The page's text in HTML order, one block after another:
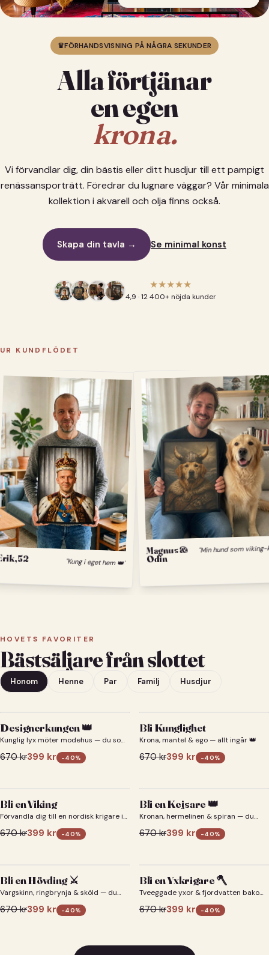
♛FÖRHANDSVISNING PÅ NÅGRA SEKUNDER
Alla förtjänar
en egen
krona.
Vi förvandlar dig, din bästis eller ditt husdjur till ett pampigt
renässansporträtt. Föredrar du lugnare väggar? Vår minimala
kollektion i akvarell och olja finns också.
Skapa din tavla → Se minimal konst
★★★★★
4,9 · 12 400+ nöjda kunder
UR KUNDFLÖDET
52 "Kung i eget hem 👑"
Magnus &
Odin
HOVETS FAVORITER
Bästsäljare från slottet
Honom Henne Par Familj Husdjur
Designerkungen 👑
Kunglig lyx möter modehus — du som
670kr399 kr -40%
Bli Kunglighet
Krona, mantel & ego — allt ingår 👑
670kr399 kr -40%
Bli en Viking
Förvandla dig till en nordisk krigare i
ett episkt vikingaporträtt.
670kr399 kr -40%
Bli en Kejsare 👑
Kronan, hermelinen & spiran — du
670kr399 kr -40%
Bli en Hövding ⚔️
Vargskinn, ringbrynja & sköld — du
som nordisk krigsherre ⚔️
670kr399 kr -40%
Bli en Yxkrigare 🪓
Tveeggade yxor & fjordvatten bakom
670kr399 kr -40%